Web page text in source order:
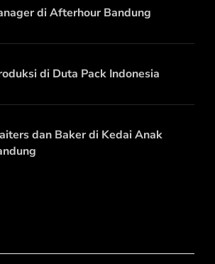
di Afterhour Bandung
di Duta Pack Indonesia
dan Baker di Kedai Anak